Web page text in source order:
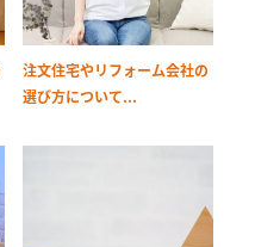
注文住宅やリフォーム会社の
選び方について...